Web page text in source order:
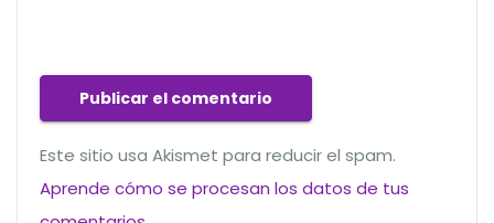
Este sitio usa Akismet para reducir el spam.
Aprende cómo se procesan los datos de tus